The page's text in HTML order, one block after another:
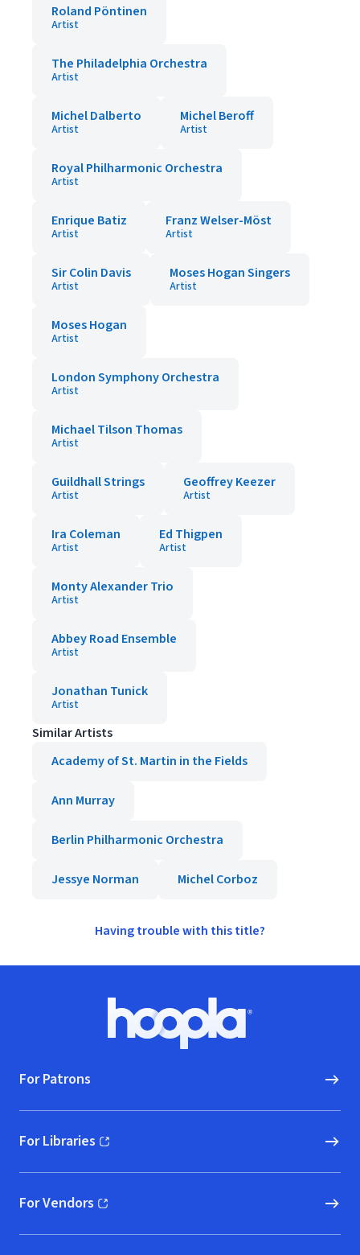
Roland Pöntinen
Artist
The Philadelphia Orchestra
Artist
Michel Dalberto
Artist
Michel Beroff
Artist
Royal Philharmonic Orchestra
Artist
Enrique Batiz
Artist
Franz Welser-Möst
Artist
Sir Colin Davis
Artist
Moses Hogan Singers
Artist
Moses Hogan
Artist
London Symphony Orchestra
Artist
Michael Tilson Thomas
Artist
Guildhall Strings
Artist
Geoffrey Keezer
Artist
Ira Coleman
Artist
Ed Thigpen
Artist
Monty Alexander Trio
Artist
Abbey Road Ensemble
Artist
Jonathan Tunick
Artist
Similar Artists
Academy of St. Martin in the Fields
Ann Murray
Berlin Philharmonic Orchestra
Jessye Norman Michel Corboz
Having trouble with this title?
Hoopla logo, Go to homepage
For Patrons
For Libraries
(opens in new window)
For Vendors
(opens in new window)